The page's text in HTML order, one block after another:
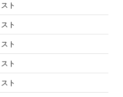
ト
ト
ト
ト
ト